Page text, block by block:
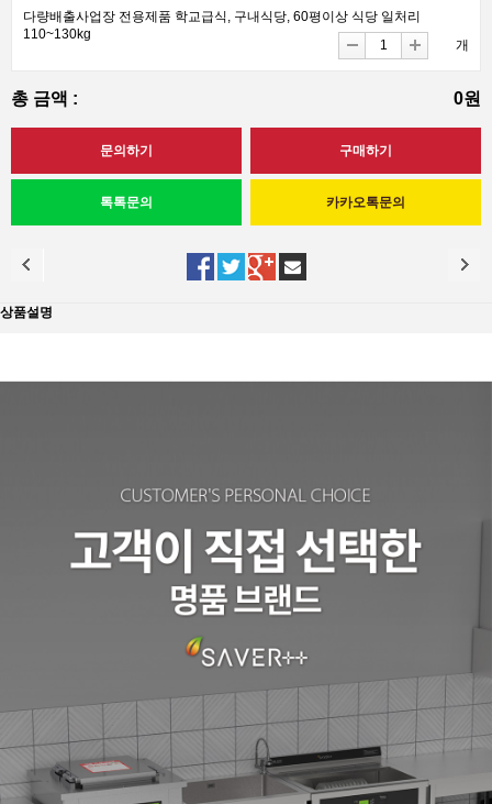
다량배출사업장 전용제품 학교급식, 구내식당, 60평이상 식당 일처리
110~130kg
개
총 금액 : 0원
상품설명